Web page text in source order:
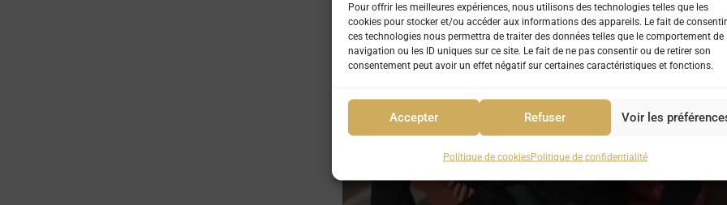
Pour offrir les meilleures expériences, nous utilisons des technologies telles que les
cookies pour stocker et/ou accéder aux informations des appareils. Le fait de
ces technologies nous permettra de traiter des données telles que le comportement de
navigation ou les ID uniques sur ce site. Le fait de ne pas consentir ou de retirer son
consentement peut avoir un effet négatif sur certaines caractéristiques et fonctions.
Accepter Refuser Voir les
Politique de cookiesPolitique de confidentialité